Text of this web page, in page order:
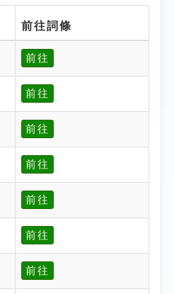
前往詞條
前往
前往
前往
前往
前往
前往
前往